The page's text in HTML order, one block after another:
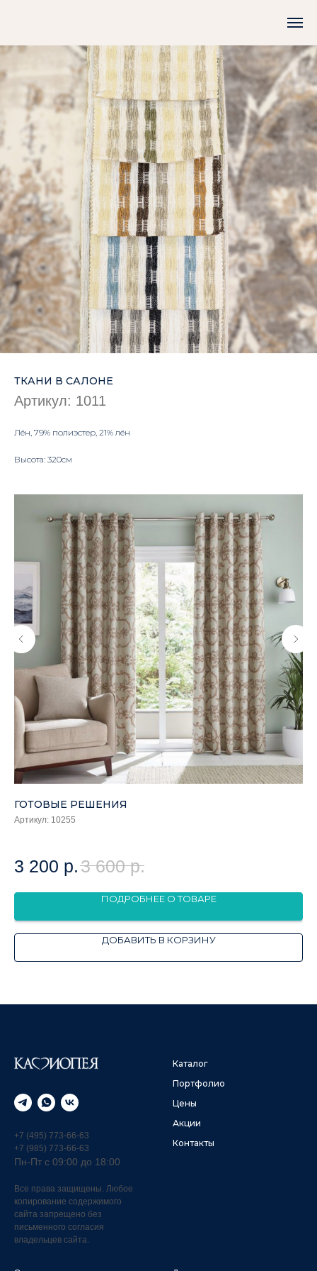
ТКАНИ В САЛОНЕ
Артикул: 1011
Лён, 79% полиэстер, 21% лён
Высота: 320см
ГОТОВЫЕ РЕШЕНИЯ
Артикул: 10255
3 200 р.3 600 р.
ПОДРОБНЕЕ О ТОВАРЕ
ДОБАВИТЬ В КОРЗИНУ
+7 (495) 773-66-63
+7 (985) 773-66-63
Пн-Пт с 09:00 до 18:00
Все права защищены. Любое
копирование содержимого
сайта запрещено без
письменного согласия
владельцев сайта.
Каталог
Портфолио
Цены
Акции
Контакты